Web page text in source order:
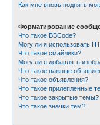
Как мне вновь поднять
Форматирование
Что такое BBCode?
Могу ли я использовать
Что такое смайлики?
Могу ли я добавлять
Что такое важные
Что такое объявления?
Что такое прилепленные
Что такое закрытые темы?
Что такое значки тем?